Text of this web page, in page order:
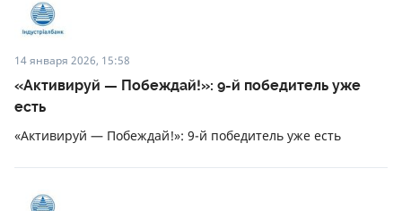
14 января 2026, 15:58
«Активируй — Побеждай!»: 9-й победитель уже
есть
«Активируй — Побеждай!»: 9-й победитель уже есть